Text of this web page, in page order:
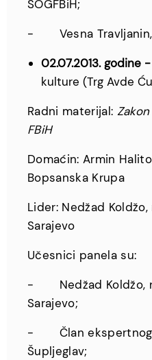
SOGFBiH;
- Vesna Travljanin,
02.07.2013. godine
kulture (Trg Avde
Radni materijal:
FBiH
Domaćin: Armin
Bopsanska Krupa
Lider: Nedžad
Sarajevo
Učesnici panela su:
- Nedžad Koldžo,
Sarajevo;
- Član ekspertnog
Šupljeglav;